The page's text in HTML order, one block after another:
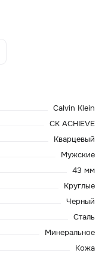
Calvin Klein
CK ACHIEVE
Кварцевый
Мужские
43 мм
Круглые
Черный
Сталь
Минеральное
Кожа